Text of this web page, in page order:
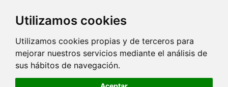
Utilizamos cookies
Utilizamos cookies propias y de terceros para
mejorar nuestros servicios mediante el análisis de
sus hábitos de navegación.
Síguenos en...
Contacto
Av. Monforte de Lemos, 3-5. Pabellón 11. Planta 0 28029 Madrid